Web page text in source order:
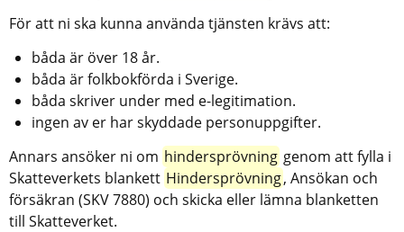
För att ni ska kunna använda tjänsten krävs att:
båda är över 18 år.
båda är folkbokförda i Sverige.
båda skriver under med e-legitimation.
ingen av er har skyddade personuppgifter.
Annars ansöker ni om hindersprövning genom att fylla i
Skatteverkets blankett Hindersprövning, Ansökan och
försäkran (SKV 7880) och skicka eller lämna blanketten
till Skatteverket.